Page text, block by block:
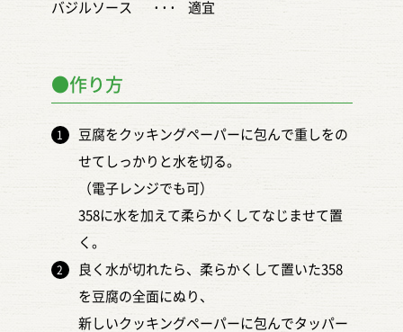
バジルソース
••• 適宜
●作り方
豆腐をクッキングペーパーに包んで重しをの
せてしっかりと水を切る。
（電子レンジでも可）
358に水を加えて柔らかくしてなじませて置
く。
良く水が切れたら、柔らかくして置いた358
を豆腐の全面にぬり、
新しいクッキングペーパーに包んでタッパー